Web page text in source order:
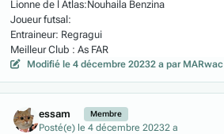
Lionne de l Atlas:Nouhaila Benzina
Joueur futsal:
Entraineur: Regragui
Meilleur Club : As FAR
Modifiéle 4 décembre 20232 a par MARwac
essam Membre
Posté(e) le 4 décembre 20232 a